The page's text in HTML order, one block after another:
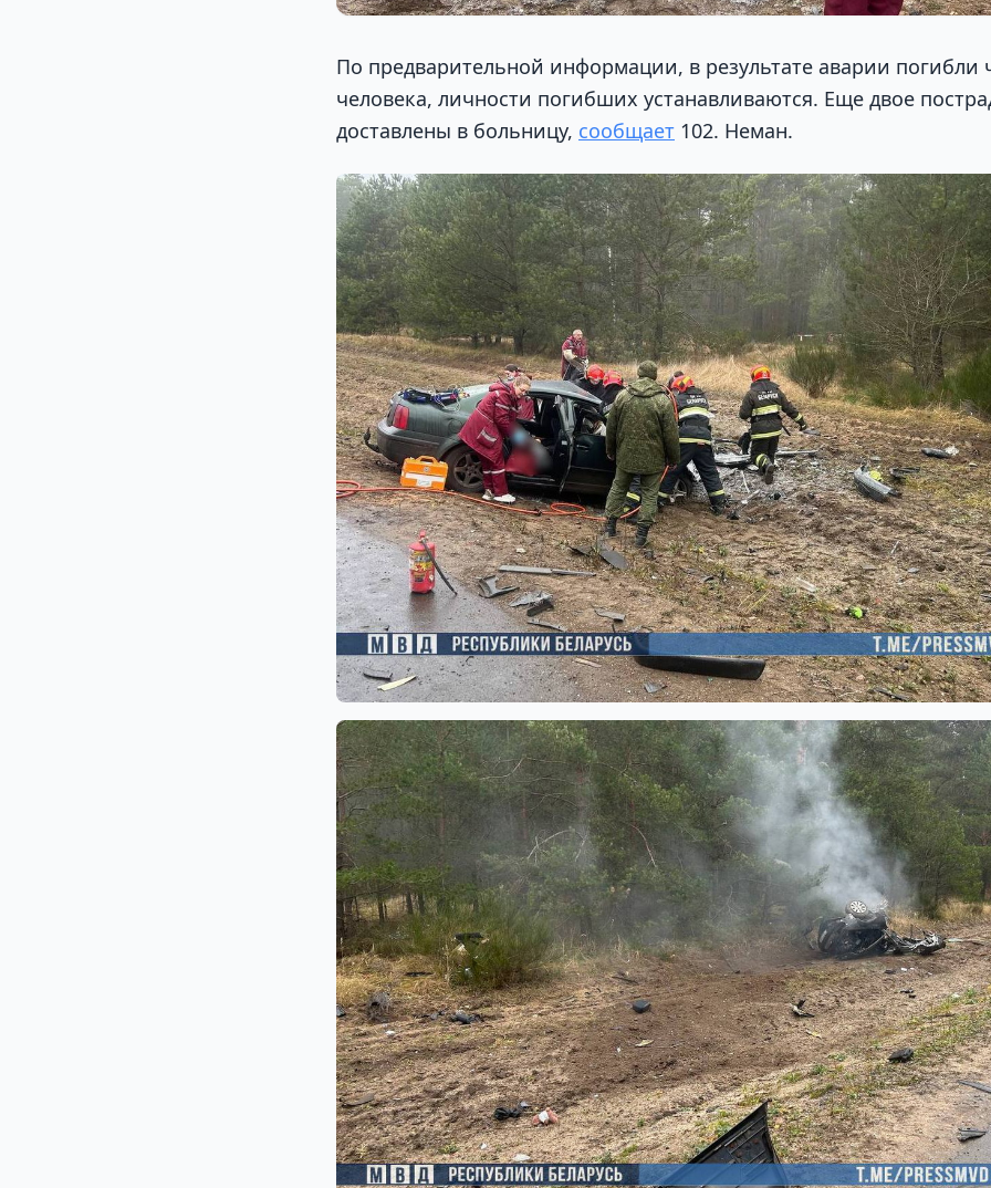
По предварительной информации, в результате аварии погибли
человека, личности погибших устанавливаются. Еще двое
доставлены в больницу, сообщает 102. Неман.